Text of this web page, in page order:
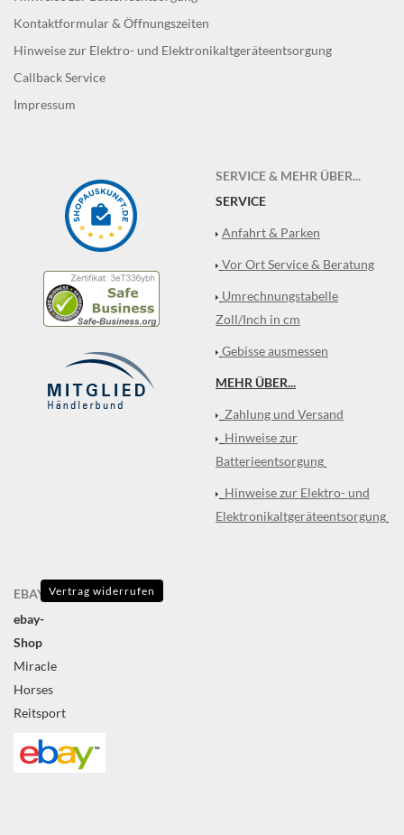
Kontaktformular & Öffnungszeiten
Hinweise zur Elektro- und Elektronikaltgeräteentsorgung
Callback Service
Impressum
SERVICE & MEHR ÜBER...
SERVICE
Anfahrt & Parken
Vor Ort Service & Beratung
Umrechnungstabelle
Zoll/Inch in cm
Gebisse ausmessen
MEHR ÜBER...
Zahlung und Versand
Hinweise zur
Batterieentsorgung
Hinweise zur Elektro- und
Elektronikaltgeräteentsorgung
EBAY
ebay-
Shop
Miracle
Horses
Reitsport
Vertrag widerrufen